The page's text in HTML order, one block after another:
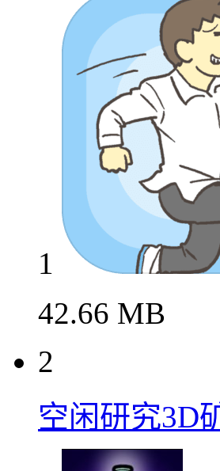
1
42.66 MB
2
空闲研究3D